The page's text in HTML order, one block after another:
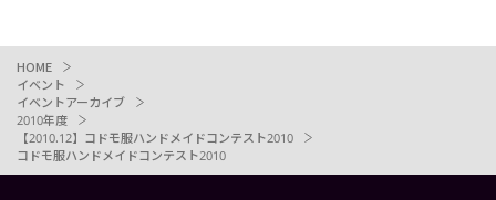
HOME
イベント
イベントアーカイブ
2010年度
【2010.12】コドモ服ハンドメイドコンテスト2010
コドモ服ハンドメイドコンテスト2010